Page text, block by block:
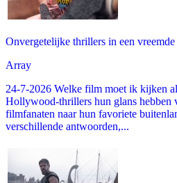
Onvergetelijke thrillers in een
Array
24-7-2026 Welke film moet ik kijken
Hollywood-thrillers hun glans hebben
filmfanaten naar hun favoriete
verschillende antwoorden,...